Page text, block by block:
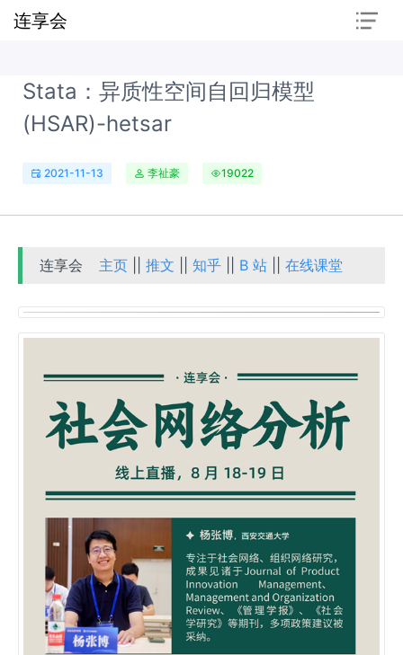
连享会
Stata：异质性空间自回归模型
(HSAR)-hetsar
2021-11-13 李祉豪 19022
连享会 主页 ||推文 ||知乎 B 站 ||在线课堂